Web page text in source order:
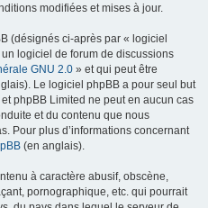
modifiées et mises à jour.
(désignés ci-après par « logiciel
logiciel de forum de discussions
GNU 2.0 » et qui peut être
Le logiciel phpBB a pour seul but
phpBB Limited ne peut en aucun cas
et du contenu que nous
Pour plus d’informations concernant
(en anglais).
à caractère abusif, obscène,
pornographique, etc. qui pourrait